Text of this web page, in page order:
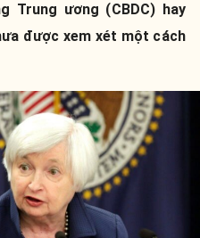
Trung ương (CBDC) hay
được xem xét một cách